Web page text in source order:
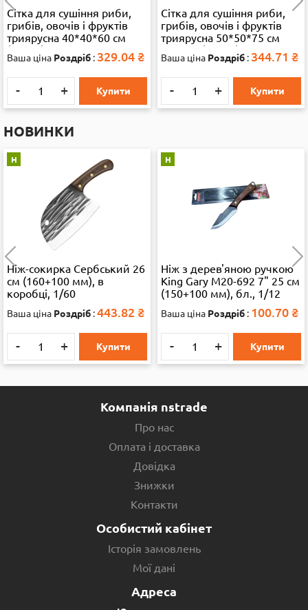
Сітка для сушіння риби,
грибів, овочів і фруктів
триярусна 40*40*60 см
(13286)
Ваша ціна Роздріб : 329.04 ₴
- + Купити
Сітка для сушіння риби,
грибів, овочів і фруктів
триярусна 50*50*75 см
велика (35892)
Ваша ціна Роздріб : 344.71 ₴
- + Купити
НОВИНКИ
Н
Ніж-сокирка Сербський 26
см (160+100 мм), в
коробці, 1/60
Ваша ціна Роздріб :443.82 ₴
- + Купити
Н
Ніж з дерев'яною ручкою
King Gary M20-692 7" 25 см
(150+100 мм), бл., 1/12
Ваша ціна Роздріб : 100.70 ₴
- + Купити
Компанія nstrade
Про нас
Оплата і доставка
Довідка
Знижки
Контакти
Особистий кабінет
Історія замовлень
Мої дані
Адреса